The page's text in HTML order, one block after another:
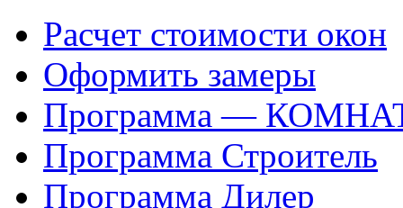
Расчет стоимости окон
Оформить замеры
Программа —
Программа Строитель
Программа Дилер